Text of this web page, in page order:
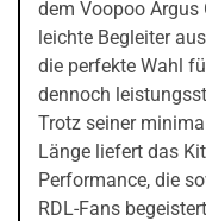
dem Voopoo Argus
leichte Begleiter
die perfekte Wahl
dennoch
Trotz seiner
Länge liefert das
Performance, die
RDL-Fans